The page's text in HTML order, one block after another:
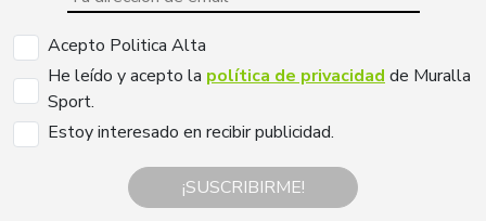
Acepto Politica Alta
He leído y acepto la política de privacidad de Muralla
Sport.
Estoy interesado en recibir publicidad.
¡SUSCRIBIRME!